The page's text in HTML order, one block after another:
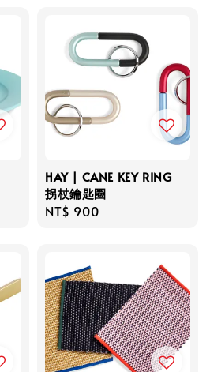
HAY | CANE KEY RING
拐杖鑰匙圈
Regular
NT$ 900